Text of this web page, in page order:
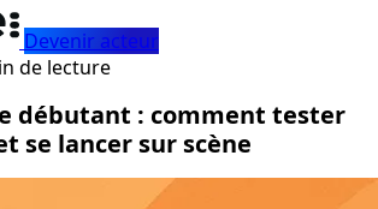
Devenir acteur
de lecture
débutant : comment tester
se lancer sur scène